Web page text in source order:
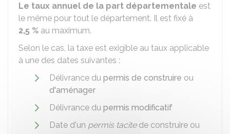
Le taux annuel de la part départementale est
le même pour tout le département. Il est fixé à
2,5 % au maximum.
Selon le cas, la taxe est exigible au taux applicable
à une des dates suivantes :
Délivrance du permis de construire ou
d'aménager
Délivrance du permis modificatif
Date d'un permis tacitede construire ou